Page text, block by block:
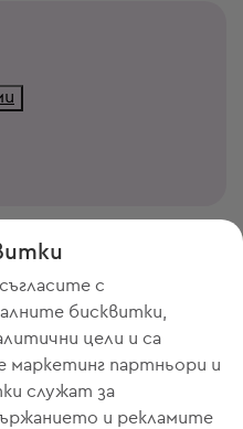
с
бисквитки,
цели и са
маркетинг партньори и
служат за
и рекламите